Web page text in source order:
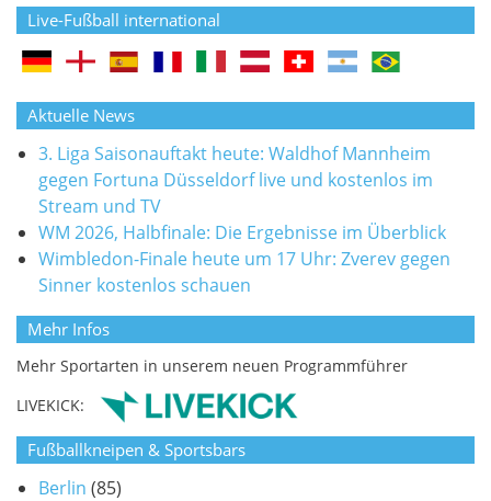
Live-Fußball international
Aktuelle News
3. Liga Saisonauftakt heute: Waldhof Mannheim
gegen Fortuna Düsseldorf live und kostenlos im
Stream und TV
WM 2026, Halbfinale: Die Ergebnisse im Überblick
Wimbledon-Finale heute um 17 Uhr: Zverev gegen
Sinner kostenlos schauen
Mehr Infos
Mehr Sportarten in unserem neuen Programmführer
LIVEKICK:
Fußballkneipen & Sportsbars
Berlin (85)